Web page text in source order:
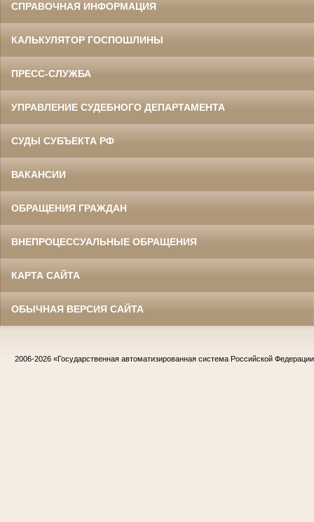
СПРАВОЧНАЯ ИНФОРМАЦИЯ
КАЛЬКУЛЯТОР ГОСПОШЛИНЫ
ПРЕСС-СЛУЖБА
УПРАВЛЕНИЕ СУДЕБНОГО ДЕПАРТАМЕНТА
СУДЫ СУБЪЕКТА РФ
ВАКАНСИИ
ОБРАЩЕНИЯ ГРАЖДАН
ВНЕПРОЦЕССУАЛЬНЫЕ ОБРАЩЕНИЯ
КАРТА САЙТА
ОБЫЧНАЯ ВЕРСИЯ САЙТА
2006-2026 «Государственная автоматизированная система Российской